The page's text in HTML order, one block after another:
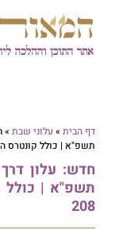
דף הבית » עלוני שבת »
תשפ"א | כולל קונטרס
חדש: עלון
תשפ"א | כולל
208